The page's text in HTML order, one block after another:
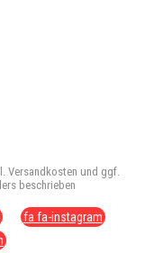
Versandkosten und ggf.
beschrieben
fa fa-instagram